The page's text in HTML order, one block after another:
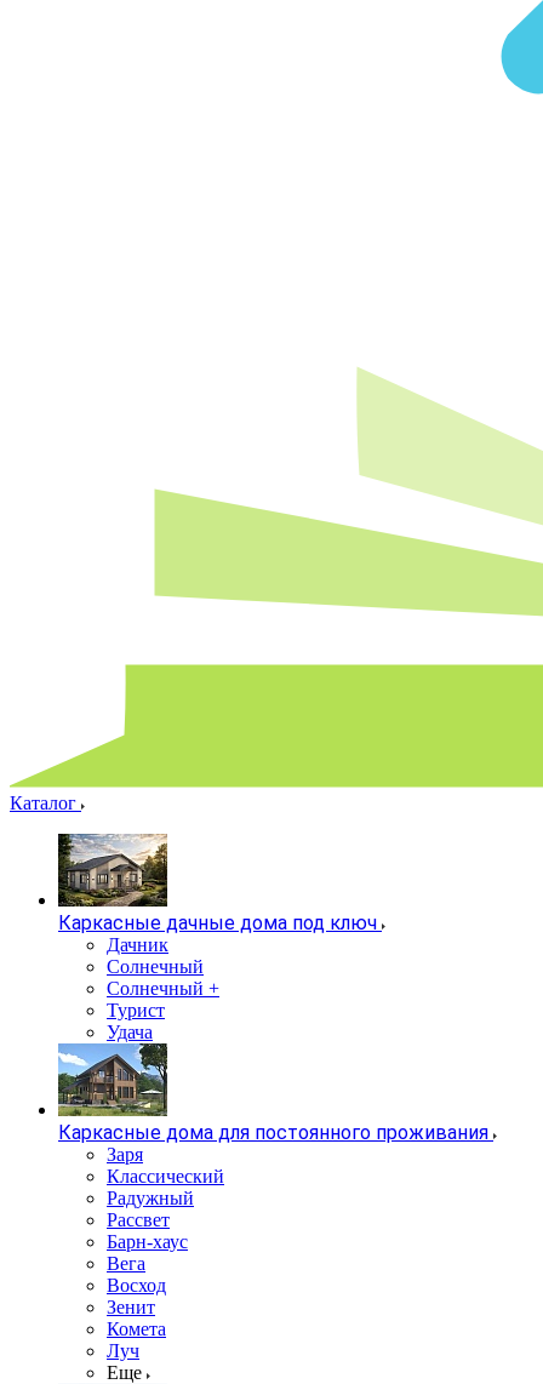
Каталог
Каркасные дачные дома под ключ
Дачник
Солнечный
Солнечный +
Турист
Удача
Каркасные дома для постоянного проживания
Заря
Классический
Радужный
Рассвет
Барн-хаус
Вега
Восход
Зенит
Комета
Луч
Еще